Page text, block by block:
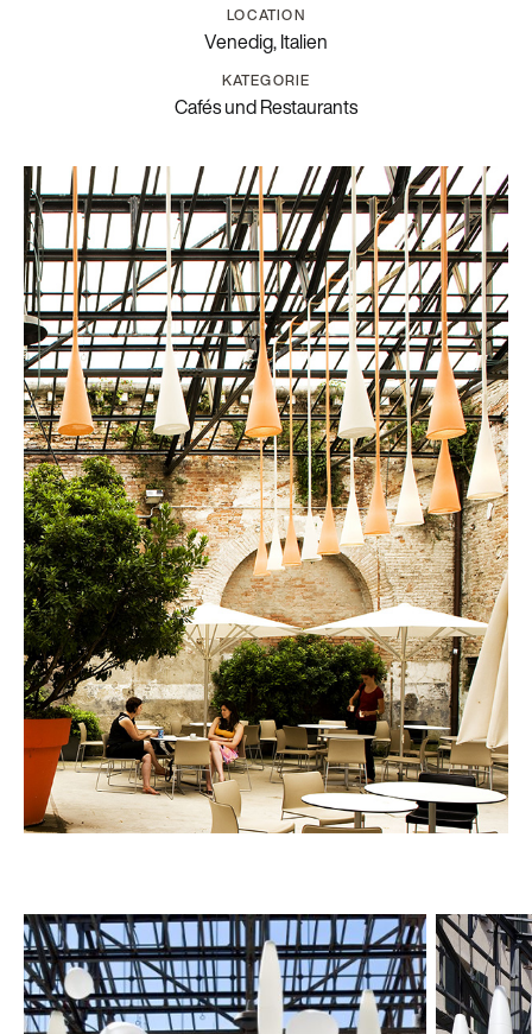
LOCATION
Venedig, Italien
KATEGORIE
Cafés und Restaurants